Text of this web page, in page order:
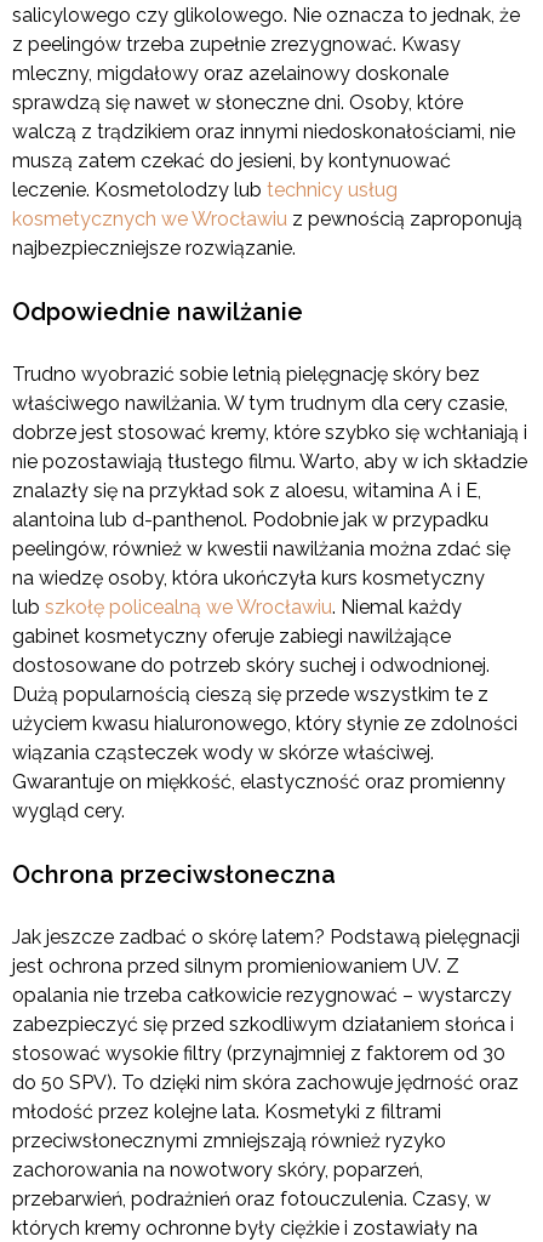
salicylowego czy glikolowego. Nie oznacza to jednak, że
z peelingów trzeba zupełnie zrezygnować. Kwasy
mleczny, migdałowy oraz azelainowy doskonale
sprawdzą się nawet w słoneczne dni. Osoby, które
walczą z trądzikiem oraz innymi niedoskonałościami, nie
muszą zatem czekać do jesieni, by kontynuować
leczenie. Kosmetolodzy lub technicy usług
kosmetycznych we Wrocławiu z pewnością zaproponują
najbezpieczniejsze rozwiązanie.
Odpowiednie nawilżanie
Trudno wyobrazić sobie letnią pielęgnację skóry bez
właściwego nawilżania. W tym trudnym dla cery czasie,
dobrze jest stosować kremy, które szybko się wchłaniają i
nie pozostawiają tłustego filmu. Warto, aby w ich składzie
znalazły się na przykład sok z aloesu, witamina A i E,
alantoina lub d-panthenol. Podobnie jak w przypadku
peelingów, również w kwestii nawilżania można zdać się
na wiedzę osoby, która ukończyła kurs kosmetyczny
lub szkołę policealną we Wrocławiu. Niemal każdy
gabinet kosmetyczny oferuje zabiegi nawilżające
dostosowane do potrzeb skóry suchej i odwodnionej.
Dużą popularnością cieszą się przede wszystkim te z
użyciem kwasu hialuronowego, który słynie ze zdolności
wiązania cząsteczek wody w skórze właściwej.
Gwarantuje on miękkość, elastyczność oraz promienny
wygląd cery.
Ochrona przeciwsłoneczna
Jak jeszcze zadbać o skórę latem? Podstawą pielęgnacji
jest ochrona przed silnym promieniowaniem UV. Z
opalania nie trzeba całkowicie rezygnować – wystarczy
zabezpieczyć się przed szkodliwym działaniem słońca i
stosować wysokie filtry (przynajmniej z faktorem od 30
do 50 SPV). To dzięki nim skóra zachowuje jędrność oraz
młodość przez kolejne lata. Kosmetyki z filtrami
przeciwsłonecznymi zmniejszają również ryzyko
zachorowania na nowotwory skóry, poparzeń,
przebarwień, podrażnień oraz fotouczulenia. Czasy, w
których kremy ochronne były ciężkie i zostawiały na